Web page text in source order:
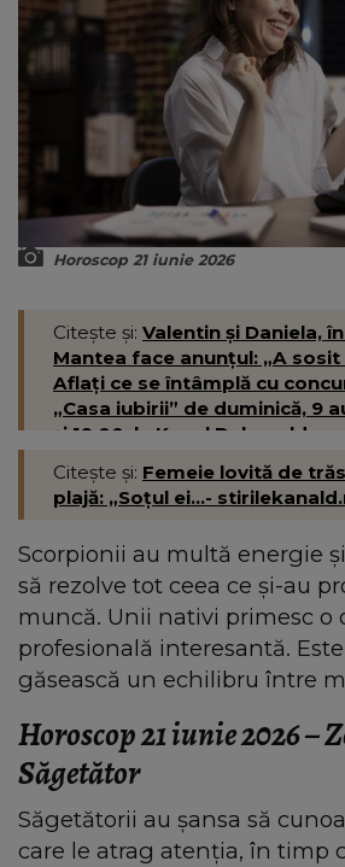
Horoscop 21 iunie 2026
Citește și: Valentin și Daniela,
Mantea face anunțul: „A
Aflați ce se întâmplă cu
„Casa iubirii” de duminică, 9
și 19:00, la Kanal D- kanald.ro
Citește și: Femeie lovită de
plajă: „Soțul ei...-
Scorpionii au multă energie
să rezolve tot ceea ce și-au
muncă. Unii nativi primesc o
profesională interesantă.
găsească un echilibru între
Horoscop 21 iunie 2026 –
Săgetător
Săgetătorii au șansa să
care le atrag atenția, în timp